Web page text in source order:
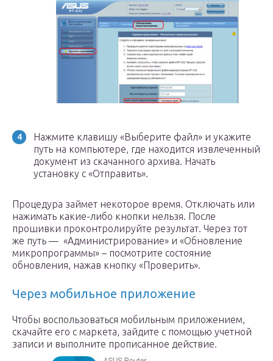
Нажмите клавишу «Выберите файл» и укажите
путь на компьютере, где находится извлеченный
документ из скачанного архива. Начать
установку с «Отправить».
Процедура займет некоторое время. Отключать или
нажимать какие-либо кнопки нельзя. После
прошивки проконтролируйте результат. Через тот
же путь — «Администрирование» и «Обновление
микропрограммы» – посмотрите состояние
обновления, нажав кнопку «Проверить».
Через мобильное приложение
Чтобы воспользоваться мобильным приложением,
скачайте его с маркета, зайдите с помощью учетной
записи и выполните прописанное действие.